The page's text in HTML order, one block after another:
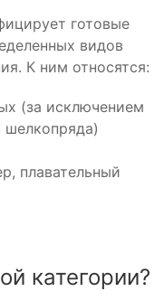
готовые
видов
К ним относятся:
(за исключением
шелкопряда)
плавательный
категории?